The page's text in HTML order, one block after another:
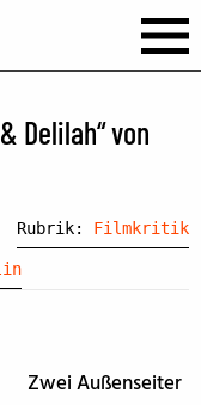
Delilah“ von
Rubrik: Filmkritik
Zwei Außenseiter